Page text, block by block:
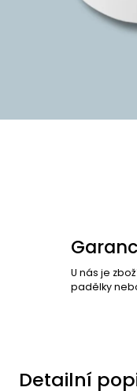
U nás je
padělky
Detailní